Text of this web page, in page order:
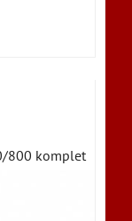
800 komplet